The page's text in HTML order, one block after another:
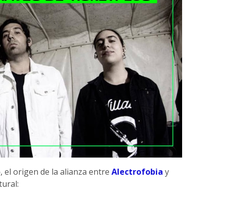
origen de la alianza entre Alectrofobia y